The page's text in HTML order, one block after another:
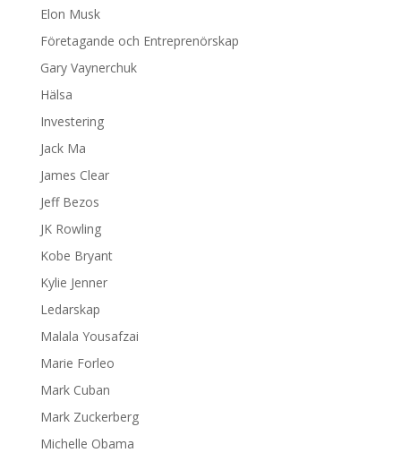
Elon Musk
Företagande och Entreprenörskap
Gary Vaynerchuk
Hälsa
Investering
Jack Ma
James Clear
Jeff Bezos
JK Rowling
Kobe Bryant
Kylie Jenner
Ledarskap
Malala Yousafzai
Marie Forleo
Mark Cuban
Mark Zuckerberg
Michelle Obama